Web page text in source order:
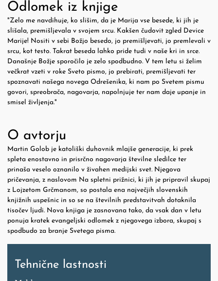
Odlomek iz knjige
"Zelo me navdihuje, ko slišim, da je Marija vse besede, ki jih je
slišala, premišljevala v svojem srcu. Kakšen čudovit zgled Device
Marije! Nositi v sebi Božjo besedo, jo premišljevati, jo premlevali v
srcu, kot testo. Takrat beseda lahko pride tudi v naše kri in srce.
Današnje Božje sporočilo je zelo spodbudno. V tem letu si želim
večkrat vzeti v roke Sveto pismo, jo prebirati, premišljevati ter
spoznavati našega novega Odrešenika, ki nam po Svetem pismu
govori, spreobrača, nagovarja, napolnjuje ter nam daje upanje in
smisel življenja."
O avtorju
Martin Golob je katoliški duhovnik mlajše generacije, ki prek
spleta enostavno in prisrčno nagovarja številne sledilce ter
prinaša veselo oznanilo v živahen medijski svet. Njegova
pričevanja, z naslovom Na spletni prižnici, ki jih je pripravil skupaj
z Lojzetom Grčmanom, so postala ena največjih slovenskih
knjižnih uspešnic in so se na številnih predstavitvah dotaknila
tisočev ljudi. Nova knjiga je zasnovana tako, da vsak dan v letu
ponuja kratek evangeljski odlomek z njegovega izbora, skupaj s
spodbudo za branje Svetega pisma.
Tehnične lastnosti